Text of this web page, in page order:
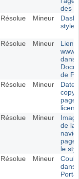
des
Résolue Mineur
style
Résolue Mineur
Lien
dans
de
Résolue Mineur
Date
page
Résolue Mineur
de la
page
le
Résolue Mineur
dans